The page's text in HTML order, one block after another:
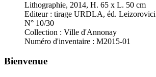
Lithographie, 2014, H. 65 x L. 50 cm
Editeur : tirage URDLA, éd. Leizorovici
N° 10/30
Collection : Ville d'Annonay
Numéro d'inventaire : M2015-01
Bienvenue